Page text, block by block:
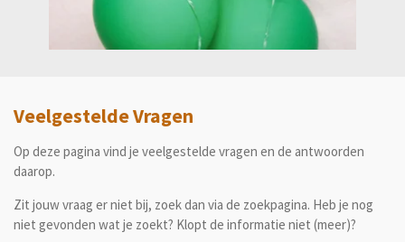
Veelgestelde Vragen
Op deze pagina vind je veelgestelde vragen en de antwoorden
daarop.
Zit jouw vraag er niet bij, zoek dan via de zoekpagina. Heb je nog
niet gevonden wat je zoekt? Klopt de informatie niet (meer)?